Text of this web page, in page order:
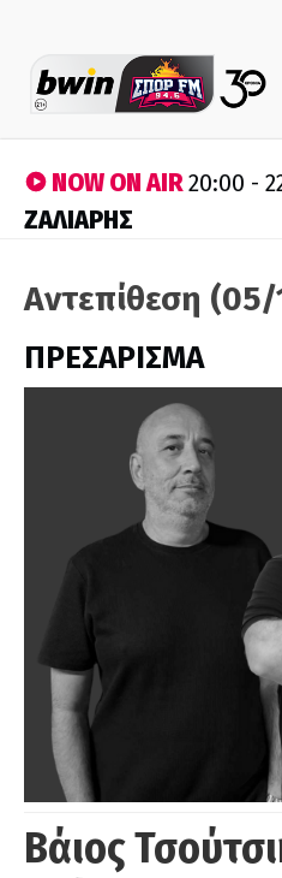
NOW ON AIR20:00 -
ΖΑΛΙΑΡΗΣ
Αντεπίθεση
ΠΡΕΣΑΡΙΣΜΑ
Βάιος